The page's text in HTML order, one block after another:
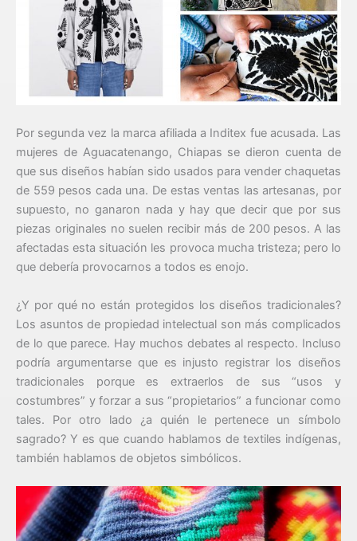
Por segunda vez la marca afiliada a Inditex fue acusada. Las
mujeres de Aguacatenango, Chiapas se dieron cuenta de
que sus diseños habían sido usados para vender chaquetas
de 559 pesos cada una. De estas ventas las artesanas, por
supuesto, no ganaron nada y hay que decir que por sus
piezas originales no suelen recibir más de 200 pesos. A las
afectadas esta situación les provoca mucha tristeza; pero lo
que debería provocarnos a todos es enojo.
¿Y por qué no están protegidos los diseños tradicionales?
Los asuntos de propiedad intelectual son más complicados
de lo que parece. Hay muchos debates al respecto. Incluso
podría argumentarse que es injusto registrar los diseños
tradicionales porque es extraerlos de sus “usos y
costumbres” y forzar a sus “propietarios” a funcionar como
tales. Por otro lado ¿a quién le pertenece un símbolo
sagrado? Y es que cuando hablamos de textiles indígenas,
también hablamos de objetos simbólicos.